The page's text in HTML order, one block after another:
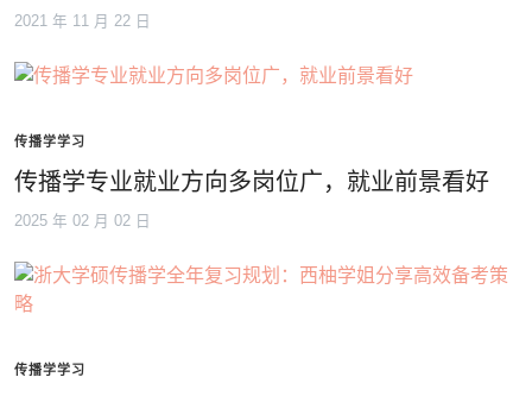
2021 年 11 月 22 日
传播学学习
传播学专业就业方向多岗位广，就业前景看好
2025 年 02 月 02 日
传播学学习